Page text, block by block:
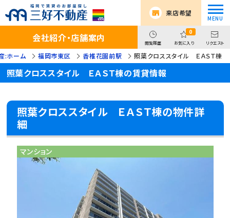
来店希望
会社紹介・店舗案内 閲覧履歴
0
お気に入り リクエスト
:ホーム 福岡市東区 香椎花園前駅 照葉クロススタイル ＥＡＳＴ棟
照葉クロススタイル ＥＡＳＴ棟の賃貸情報
照葉クロススタイル ＥＡＳＴ棟の物件詳
細
マンション